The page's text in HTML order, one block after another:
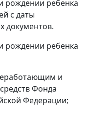
рождении ребенка
с даты
документов.
рождении ребенка
и
Фонда
Федерации;